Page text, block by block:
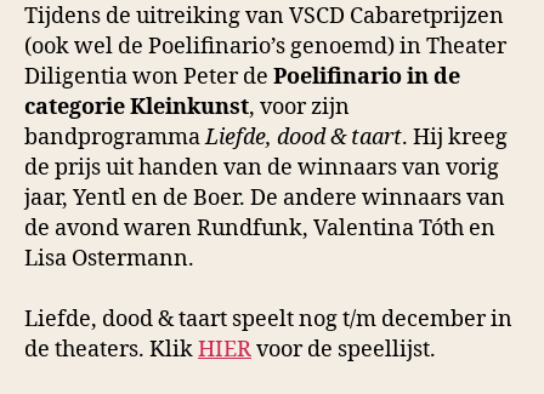
Tijdens de uitreiking van VSCD Cabaretprijzen
(ook wel de Poelifinario’s genoemd) in Theater
Diligentia won Peter de Poelifinario in de
categorie Kleinkunst, voor zijn
bandprogrammaLiefde, dood & taart. Hij kreeg
de prijs uit handen van de winnaars van vorig
jaar, Yentl en de Boer. De andere winnaars van
de avond waren Rundfunk, Valentina Tóth en
Lisa Ostermann.
Liefde, dood & taart speelt nog t/m december in
de theaters. KlikHIERvoor de speellijst.